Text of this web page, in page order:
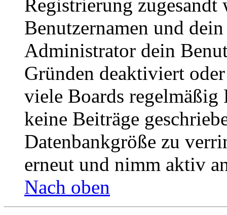
Registrierung
Benutzernamen und
Administrator dein
Gründen deaktiviert
viele Boards
keine Beiträge
Datenbankgröße zu
erneut und nimm aktiv
Nach oben